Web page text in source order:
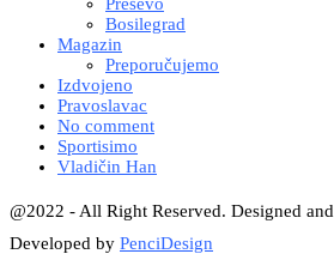
Bosilegrad
Magazin
Preporučujemo
Izdvojeno
Pravoslavac
No comment
Sportisimo
Vladičin Han
@2022 - All Right Reserved. Designed and
Developed by PenciDesign